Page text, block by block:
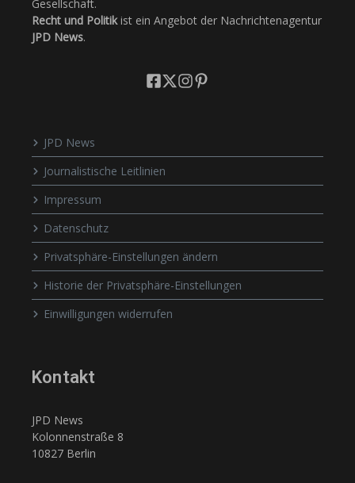
Gesellschaft.
Recht und Politikist ein Angebot der Nachrichtenagentur
JPD News.
JPD News
Journalistische Leitlinien
Impressum
Datenschutz
Privatsphäre-Einstellungen ändern
Historie der Privatsphäre-Einstellungen
Einwilligungen widerrufen
Kontakt
JPD News
Kolonnenstraße 8
10827 Berlin